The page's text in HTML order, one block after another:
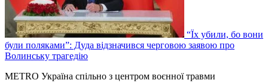
“Їх убили, бо вони
були поляками”: Дуда відзначився черговою заявою про
Волинську трагедію
METRO Україна спільно з центром воєнної травми